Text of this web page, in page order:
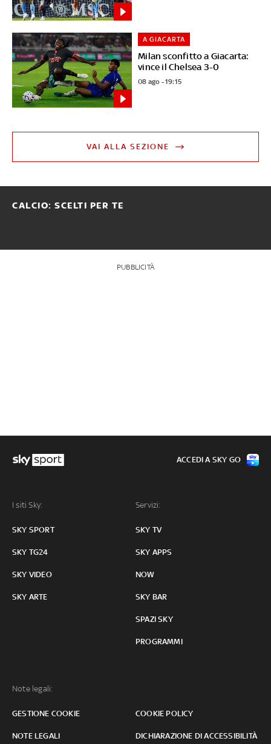
Milan sconfitto a Giacarta:
vince il Chelsea 3-0
A GIACARTA
08 ago - 19:15
VAI ALLA SEZIONE
CALCIO: SCELTI PER TE
PUBBLICITÀ
I siti Sky:
SKY SPORT
SKY TG24
SKY VIDEO
SKY ARTE
Servizi:
SKY TV
SKY APPS
NOW
SKY BAR
SPAZI SKY
PROGRAMMI
Note legali:
GESTIONE COOKIE COOKIE POLICY
NOTE LEGALI DICHIARAZIONE DI ACCESSIBILITÀ
ACCEDI A SKY GO